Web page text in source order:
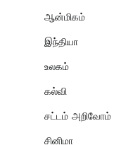
ஆன்மிகம்
இந்தியா
உலகம்
கல்வி
சட்டம் அறிவோம்
சினிமா